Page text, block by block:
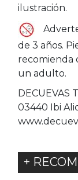
ilustración.
de 3 años.
recomienda
un adulto.
DECUEVAS
03440 Ibi
+